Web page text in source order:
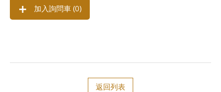
加入詢問車 (0)
返回列表